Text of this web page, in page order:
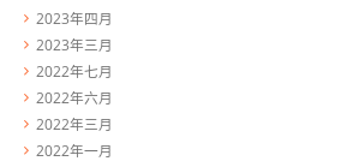
2023年四月
2023年三月
2022年七月
2022年六月
2022年三月
2022年一月